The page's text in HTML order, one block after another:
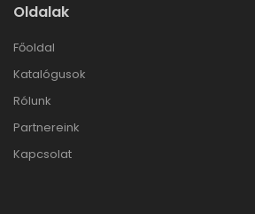
Oldalak
Főoldal
Katalógusok
Rólunk
Partnereink
Kapcsolat